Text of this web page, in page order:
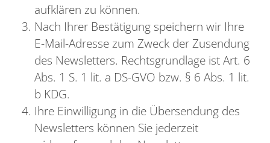
aufklären zu können.
Nach Ihrer Bestätigung speichern wir Ihre
E-Mail-Adresse zum Zweck der Zusendung
des Newsletters. Rechtsgrundlage ist Art. 6
Abs. 1 S. 1 lit. a DS-GVO bzw. § 6 Abs. 1 lit.
b KDG.
Ihre Einwilligung in die Übersendung des
Newsletters können Sie jederzeit